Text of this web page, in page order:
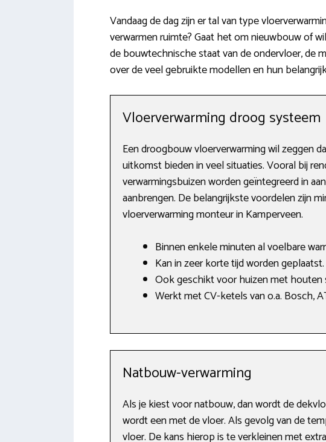
Vandaag de dag zijn er tal van type
verwarmen ruimte? Gaat het om nieuwbouw of
de bouwtechnische staat van de ondervloer, de
over de veel gebruikte modellen en hun
Vloerverwarming droog systeem
Een droogbouw vloerverwarming wil zeggen
uitkomst bieden in veel situaties. Vooral bij
verwarmingsbuizen worden geïntegreerd in
aanbrengen. De belangrijkste voordelen zijn
vloerverwarming monteur in Kamperveen.
Binnen enkele minuten al voelbare
Kan in zeer korte tijd worden geplaatst.
Ook geschikt voor huizen met houten
Werkt met CV-ketels van o.a. Bosch,
Natbouw-verwarming
Als je kiest voor natbouw, dan wordt de
wordt een met de vloer. Als gevolg van de
vloer. De kans hierop is te verkleinen met